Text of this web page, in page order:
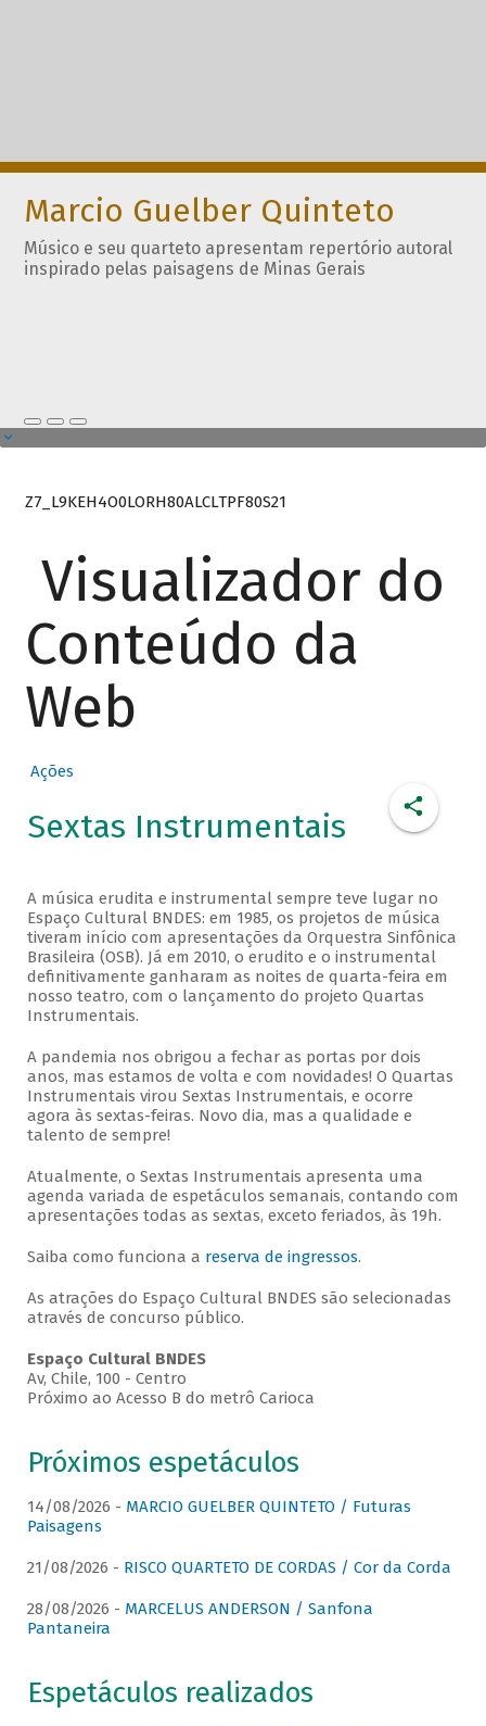
Marcio Guelber Quinteto
Músico e seu quarteto apresentam repertório autoral
inspirado pelas paisagens de Minas Gerais
Z7_L9KEH4O0LORH80ALCLTPF80S21
Visualizador do
Conteúdo da
Web
Ações
Sextas Instrumentais
A música erudita e instrumental sempre teve lugar no
Espaço Cultural BNDES: em 1985, os projetos de música
tiveram início com apresentações da Orquestra Sinfônica
Brasileira (OSB). Já em 2010, o erudito e o instrumental
definitivamente ganharam as noites de quarta-feira em
nosso teatro, com o lançamento do projeto Quartas
Instrumentais.
A pandemia nos obrigou a fechar as portas por dois
anos, mas estamos de volta e com novidades! O Quartas
Instrumentais virou Sextas Instrumentais, e ocorre
agora às sextas-feiras. Novo dia, mas a qualidade e
talento de sempre!
Atualmente, o Sextas Instrumentais apresenta uma
agenda variada de espetáculos semanais, contando com
apresentações todas as sextas, exceto feriados, às 19h.
Saiba como funciona a reserva de ingressos.
As atrações do Espaço Cultural BNDES são selecionadas
através de concurso público.
Espaço Cultural BNDES
Av, Chile, 100 - Centro
Próximo ao Acesso B do metrô Carioca
Próximos espetáculos
14/08/2026 - MARCIO GUELBER QUINTETO / Futuras
Paisagens
21/08/2026 - RISCO QUARTETO DE CORDAS / Cor da Corda
28/08/2026 - MARCELUS ANDERSON / Sanfona
Pantaneira
Espetáculos realizados